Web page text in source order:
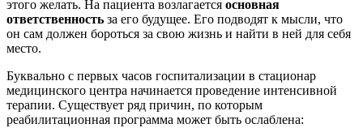
этого желать. На пациента возлагается основная
ответственность за его будущее. Его подводят к мысли, что
он сам должен бороться за свою жизнь и найти в ней для себя
место.
Буквально с первых часов госпитализации в стационар
медицинского центра начинается проведение интенсивной
терапии. Существует ряд причин, по которым
реабилитационная программа может быть ослаблена: